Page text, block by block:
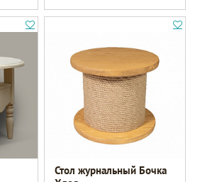
Стол журнальный Бочка